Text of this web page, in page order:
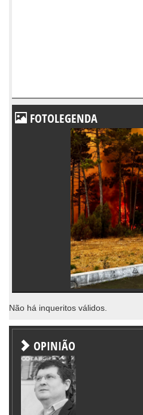
FOTOLEGENDA
Não há inqueritos válidos.
OPINIÃO